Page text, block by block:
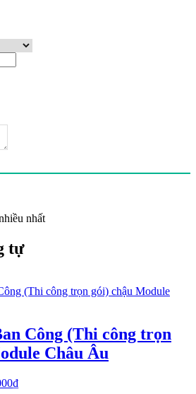
nhất
tự
Công (Thi công trọn
Châu Âu
₫